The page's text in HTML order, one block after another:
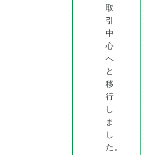
取
引
中
心
へ
と
移
行
し
ま
し
た。